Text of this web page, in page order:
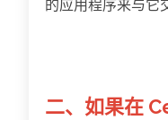
的应用程序来与它
二、如果在